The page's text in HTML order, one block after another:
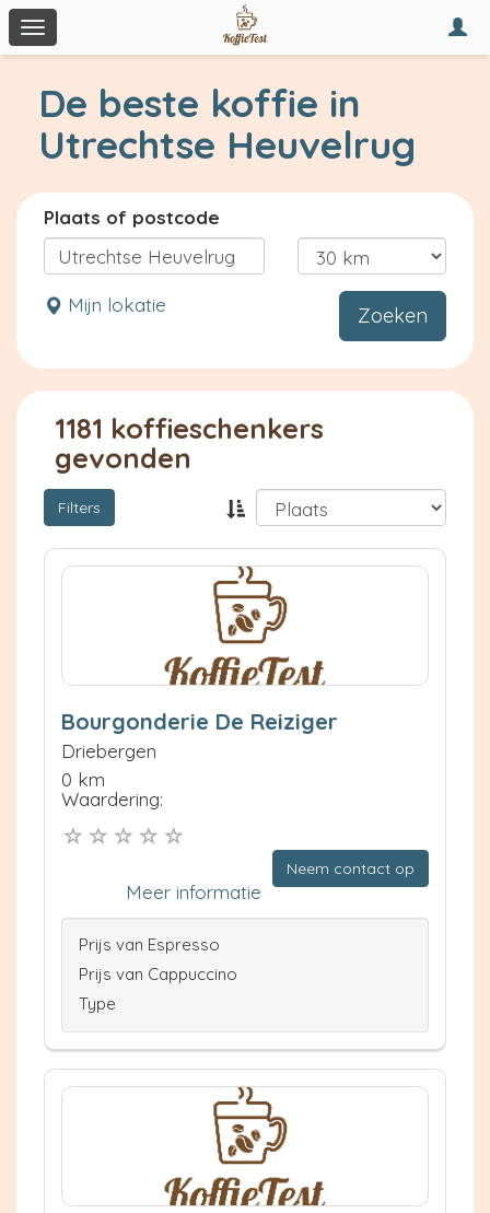
Toggle
navigation
De beste koffie in
Utrechtse Heuvelrug
Plaats of postcode
Mijn lokatie Zoeken
1181 koffieschenkers
gevonden
Filters
Bourgonderie De Reiziger
Driebergen
0 km
Waardering:
Neem contact op
Meer informatie
Prijs van Espresso
Prijs van Cappuccino
Type